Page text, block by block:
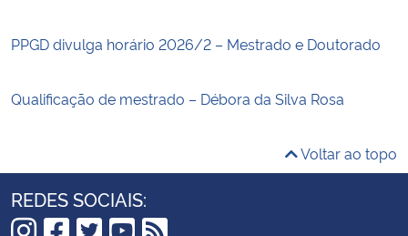
PPGD divulga horário 2026/2 – Mestrado e Doutorado
Qualificação de mestrado – Débora da Silva Rosa
Voltar ao topo
REDES SOCIAIS: